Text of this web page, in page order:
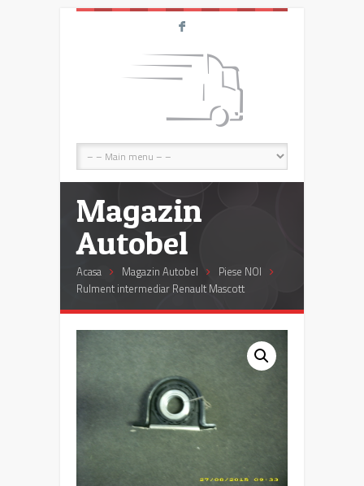
F
Magazin
Autobel
Acasa Magazin Autobel
Piese NOI
Rulment intermediar Renault Mascott